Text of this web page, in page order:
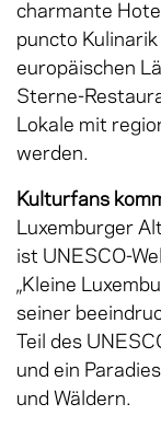
charmante
puncto
europäischen
Sterne-
Lokale mit
werden.
Kulturfans
Luxemburger
ist UNESCO-
„Kleine
seiner
Teil des
und ein
und Wäldern.